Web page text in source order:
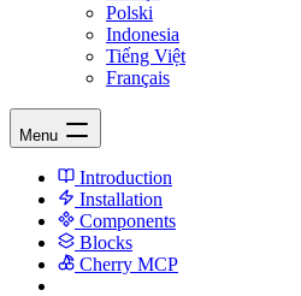
Polski
Indonesia
Tiếng Việt
Français
Menu
Introduction
Installation
Components
Blocks
Cherry MCP